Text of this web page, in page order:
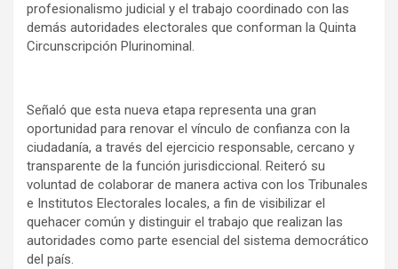
profesionalismo judicial y el trabajo coordinado con las
demás autoridades electorales que conforman la Quinta
Circunscripción Plurinominal.
Señaló que esta nueva etapa representa una gran
oportunidad para renovar el vínculo de confianza con la
ciudadanía, a través del ejercicio responsable, cercano y
transparente de la función jurisdiccional. Reiteró su
voluntad de colaborar de manera activa con los Tribunales
e Institutos Electorales locales, a fin de visibilizar el
quehacer común y distinguir el trabajo que realizan las
autoridades como parte esencial del sistema democrático
del país.